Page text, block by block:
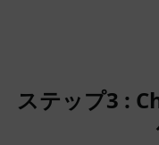
ステップ3 :